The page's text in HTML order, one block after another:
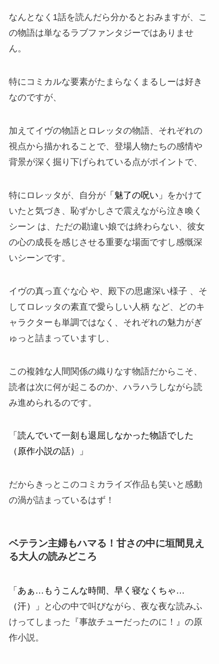
なんとなく1話を読んだら分かるとおみますが、こ
の物語は単なるラブファンタジーではありませ
ん。
特にコミカルな要素がたまらなくまるしーは好き
なのですが、
加えてイヴの物語とロレッタの物語、それぞれの
視点から描かれることで、登場人物たちの感情や
背景が深く掘り下げられている点がポイントで、
特にロレッタが、自分が「魅了の呪い」 をかけて
いたと気づき、恥ずかしさで震えながら泣き喚く
シーン は、ただの勘違い娘では終わらない、彼女
の心の成長を感じさせる重要な場面ですし感慨深
いシーンです。
イヴの真っ直ぐな心 や、殿下の思慮深い様子 、そ
してロレッタの素直で愛らしい人柄 など、どのキ
ャラクターも単調ではなく、それぞれの魅力がぎ
ゅっと詰まっていますし、
この複雑な人間関係の織りなす物語だからこそ、
読者は次に何が起こるのか、ハラハラしながら読
み進められるのです。
「読んでいて一刻も退屈しなかった物語でした
（原作小説の話）」
だからきっとこのコミカライズ作品も笑いと感動
の渦が詰まっているはず！
ベテラン主婦もハマる！甘さの中に垣間見え
る大人の読みどころ
「あぁ…もうこんな時間、早く寝なくちゃ…
（汗）」
と心の中で叫びながら、夜な夜な読みふ
けってしまった『事故チューだったのに！』の原
作小説。